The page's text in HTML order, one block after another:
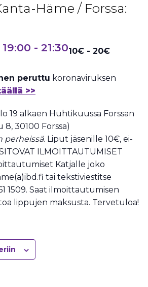
Häme / Forssa:
- 21:3010€ - 20€
peruttu koronaviruksen
>>
19 alkaen Huhtikuussa Forssan
30100 Forssa)
perheissä. Liput jäsenille 10€, ei-
ILMOITTAUTUMISET
Katjalle joko
tai tekstiviestitse
1509. Saat ilmoittautumisen
lippujen maksusta. Tervetuloa!